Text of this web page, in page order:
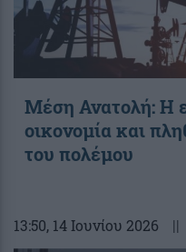
Μέση Ανατολή: Η
οικονομία και
του πολέμου
13:50, 14 Ιουνίου 2026 ||